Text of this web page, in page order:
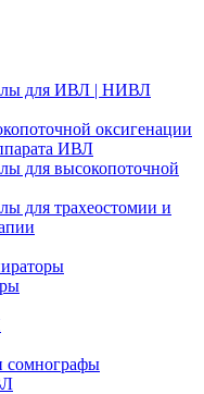
для ИВЛ | НИВЛ
оксигенации
ИВЛ
для высокопоточной
для трахеостомии и
сомнографы